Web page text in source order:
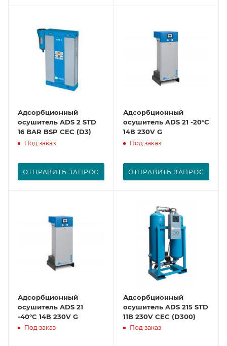
Адсорбционный
осушитель ADS 2 STD
16 BAR BSP CEC (D3)
Под заказ
ОТПРАВИТЬ ЗАПРОС
Адсорбционный
осушитель ADS 21 -20°C
14В 230V G
Под заказ
ОТПРАВИТЬ ЗАПРОС
Адсорбционный
осушитель ADS 21
-40°C 14В 230V G
Под заказ
Адсорбционный
осушитель ADS 215 STD
11B 230V CEC (D300)
Под заказ